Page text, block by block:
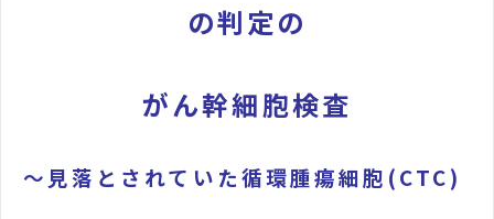
の判定の
がん幹細胞検査
～見落とされていた循環腫瘍細胞(CTC)